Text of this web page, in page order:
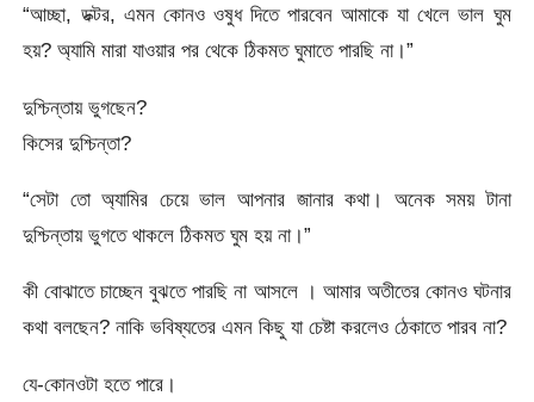
“আচ্ছা, ডক্টর, এমন কোনও ওষুধ দিতে পারবেন আমাকে যা খেলে ভাল ঘুম
হয়? অ্যামি মারা যাওয়ার পর থেকে ঠিকমত ঘুমাতে পারছি না।”
দুশ্চিন্তায় ভুগছেন?
কিসের দুশ্চিন্তা?
“সেটা তো অ্যামির চেয়ে ভাল আপনার জানার কথা। অনেক সময় টানা
দুশ্চিন্তায় ভুগতে থাকলে ঠিকমত ঘুম হয় না।”
কী বোঝাতে চাচ্ছেন বুঝতে পারছি না আসলে । আমার অতীতের কোনও ঘটনার
কথা বলছেন? নাকি ভবিষ্যতের এমন কিছু যা চেষ্টা করলেও ঠেকাতে পারব না?
যে-কোনওটা হতে পারে।